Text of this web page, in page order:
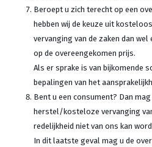
Beroept u zich terecht op een
hebben wij de keuze uit
vervanging van de zaken dan
op de overeengekomen prijs.
Als er sprake is van bijkomende
bepalingen van het
Bent u een consument? Dan
herstel/kosteloze vervanging
redelijkheid niet van ons kan
In dit laatste geval mag u de